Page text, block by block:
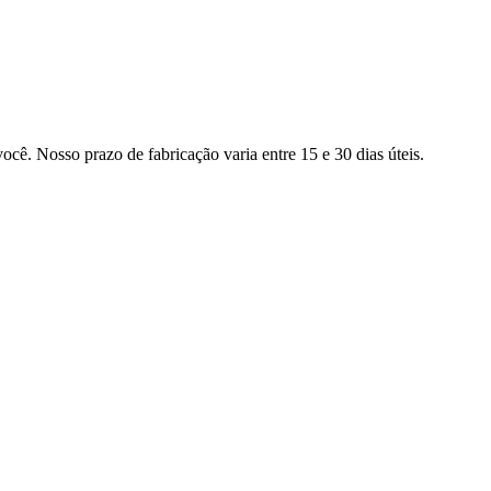
Nosso prazo de fabricação varia entre 15 e 30 dias úteis.